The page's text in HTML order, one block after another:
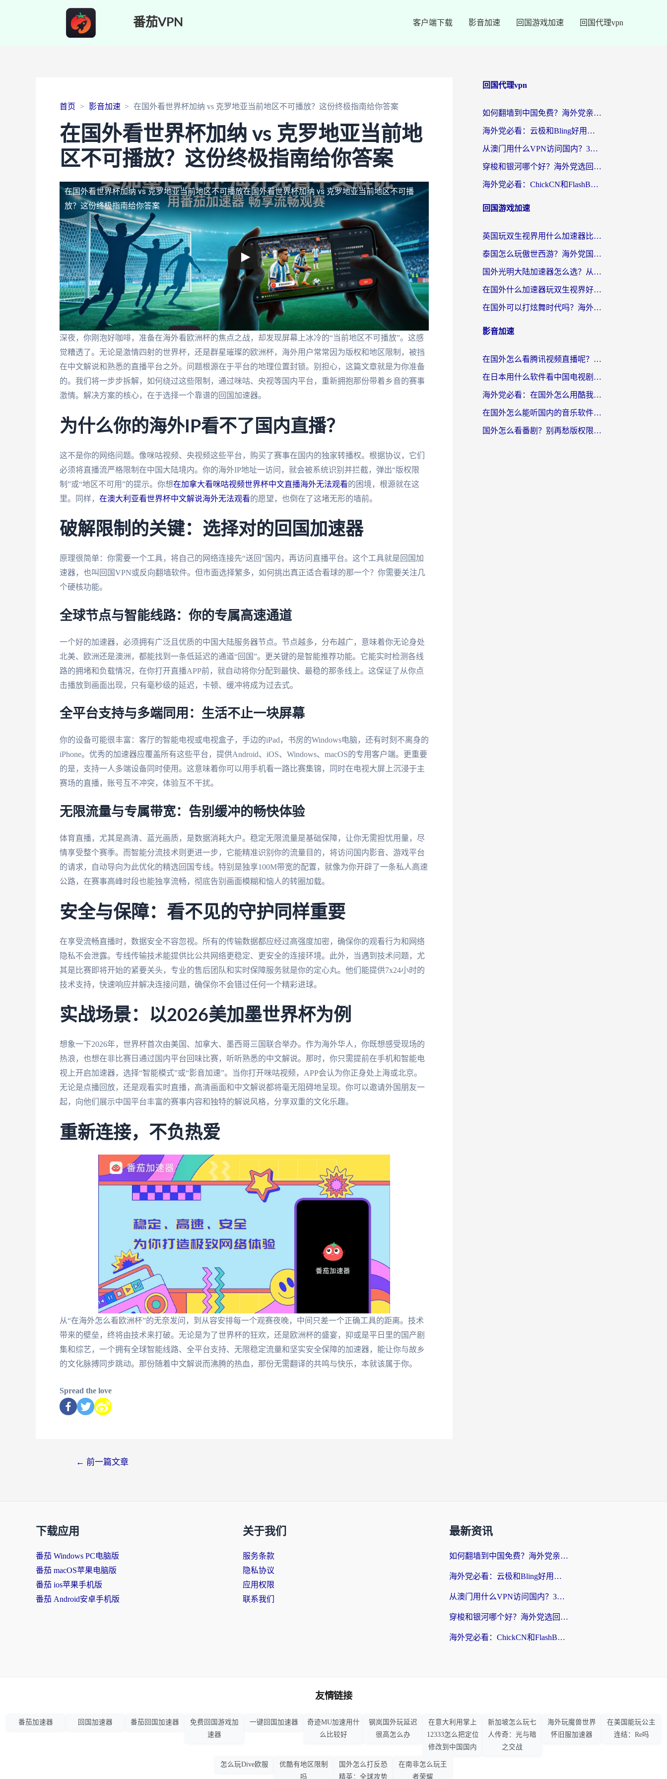
番茄VPN 客户端下载 影音加速 回国游戏加速 回国代理vpn
首页 影音加速 在国外看世界杯加纳 vs 克罗地亚当前地区不可播放？这份终极指南给你答案
在国外看世界杯加纳 vs 克罗地亚当前地
区不可播放？这份终极指南给你答案
在国外看世界杯加纳 vs 克罗地亚当前地区不可播放在国外看世界杯加纳 vs 克罗地亚当前地区不可播
放？这份终极指南给你答案
深夜，你刚泡好咖啡，准备在海外看欧洲杯的焦点之战，却发现屏幕上冰冷的“当前地区不可播放”。这感
觉糟透了。无论是激情四射的世界杯，还是群星璀璨的欧洲杯，海外用户常常因为版权和地区限制，被挡
在中文解说和熟悉的直播平台之外。问题根源在于平台的地理位置封锁。别担心，这篇文章就是为你准备
的。我们将一步步拆解，如何绕过这些限制，通过咪咕、央视等国内平台，重新拥抱那份带着乡音的赛事
激情。解决方案的核心，在于选择一个靠谱的回国加速器。
为什么你的海外IP看不了国内直播？
这不是你的网络问题。像咪咕视频、央视频这些平台，购买了赛事在国内的独家转播权。根据协议，它们
必须将直播流严格限制在中国大陆境内。你的海外IP地址一访问，就会被系统识别并拦截，弹出“版权限
制”或“地区不可用”的提示。你想在加拿大看咪咕视频世界杯中文直播海外无法观看的困境，根源就在这
里。同样， 在澳大利亚看世界杯中文解说海外无法观看的愿望，也倒在了这堵无形的墙前。
破解限制的关键：选择对的回国加速器
原理很简单：你需要一个工具，将自己的网络连接先“送回”国内，再访问直播平台。这个工具就是回国加
速器，也叫回国VPN或反向翻墙软件。但市面选择繁多，如何挑出真正适合看球的那一个？你需要关注几
个硬核功能。
全球节点与智能线路：你的专属高速通道
一个好的加速器，必须拥有广泛且优质的中国大陆服务器节点。节点越多，分布越广，意味着你无论身处
北美、欧洲还是澳洲，都能找到一条低延迟的通道“回国”。更关键的是智能推荐功能。它能实时检测各线
路的拥堵和负载情况，在你打开直播APP前，就自动将你分配到最快、最稳的那条线上。这保证了从你点
击播放到画面出现，只有毫秒级的延迟，卡顿、缓冲将成为过去式。
全平台支持与多端同用：生活不止一块屏幕
你的设备可能很丰富：客厅的智能电视或电视盒子，手边的iPad，书房的Windows电脑，还有时刻不离身的
iPhone。优秀的加速器应覆盖所有这些平台，提供Android、iOS、Windows、macOS的专用客户端。更重要
的是，支持一人多端设备同时使用。这意味着你可以用手机看一路比赛集锦，同时在电视大屏上沉浸于主
赛场的直播，账号互不冲突，体验互不干扰。
无限流量与专属带宽：告别缓冲的畅快体验
体育直播，尤其是高清、蓝光画质，是数据消耗大户。稳定无限流量是基础保障，让你无需担忧用量，尽
情享受整个赛季。而智能分流技术则更进一步，它能精准识别你的流量目的，将访问国内影音、游戏平台
的请求，自动导向为此优化的精选回国专线。特别是独享100M带宽的配置，就像为你开辟了一条私人高速
公路，在赛事高峰时段也能独享流畅，彻底告别画面模糊和恼人的转圈加载。
安全与保障：看不见的守护同样重要
在享受流畅直播时，数据安全不容忽视。所有的传输数据都应经过高强度加密，确保你的观看行为和网络
隐私不会泄露。专线传输技术能提供比公共网络更稳定、更安全的连接环境。此外，当遇到技术问题，尤
其是比赛即将开始的紧要关头，专业的售后团队和实时保障服务就是你的定心丸。他们能提供7x24小时的
技术支持，快速响应并解决连接问题，确保你不会错过任何一个精彩进球。
实战场景：以2026美加墨世界杯为例
想象一下2026年，世界杯首次由美国、加拿大、墨西哥三国联合举办。作为海外华人，你既想感受现场的
热浪，也想在非比赛日通过国内平台回味比赛，听听熟悉的中文解说。那时，你只需提前在手机和智能电
视上开启加速器，选择“智能模式”或“影音加速”。当你打开咪咕视频，APP会认为你正身处上海或北京。
无论是点播回放，还是观看实时直播，高清画面和中文解说都将毫无阻碍地呈现。你可以邀请外国朋友一
起，向他们展示中国平台丰富的赛事内容和独特的解说风格，分享双重的文化乐趣。
重新连接，不负热爱
从“在海外怎么看欧洲杯”的无奈发问，到从容安排每一个观赛夜晚，中间只差一个正确工具的距离。技术
带来的壁垒，终将由技术来打破。无论是为了世界杯的狂欢，还是欧洲杯的盛宴，抑或是平日里的国产剧
集和综艺，一个拥有全球智能线路、全平台支持、无限稳定流量和坚实安全保障的加速器，能让你与故乡
的文化脉搏同步跳动。那份随着中文解说而沸腾的热血，那份无需翻译的共鸣与快乐，本就该属于你。
Spread the love
← 前一篇文章
回国代理vpn
如何翻墙到中国免费？海外党亲测：从踩坑到选对加速器的全攻略
海外党必看：云极和Bling好用吗？3分钟教你选对回国加速器
从澳门用什么VPN访问国内？3个实用标准帮你避开坑，无缝刷剧听歌
穿梭和银河哪个好？海外党选回国加速器的避坑指南，附番茄加速器实测体验
海外党必看：ChickCN和FlashBack好用吗？3招教你选对回国加速器（附云极、HomeCN、斧牛vs艾果对比）
回国游戏加速
英国玩双生视界用什么加速器比较好？海外党亲测有效的国服游戏加速方案
泰国怎么玩傲世西游？海外党国服游戏加速终极攻略（附光明大陆量子特攻实测）
国外光明大陆加速器怎么选？从卡顿到丝滑的终极指南（含德国玩走开外星人墨西哥玩俄罗斯方块技巧）
在国外什么加速器玩双生视界好用？海外党亲测不踩坑的终极指南
在国外可以打炫舞时代吗？海外玩家国服游戏加速全攻略（附实测推荐）
影音加速
在国外怎么看腾讯视频直播呢？留学生亲测有效的回国加速指南
在日本用什么软件看中国电视剧呢？留学生亲测有效的回国加速方案
海外党必看：在国外怎么用酷我音乐听音乐？告别“地区不支持”的实用指南
在国外怎么能听国内的音乐软件？别让版权限制断了你的“中文歌单”
国外怎么看番剧？别再愁版权限制！一个工具解决所有回国追剧难题
下载应用
番茄 Windows PC电脑版
番茄 macOS苹果电脑版
番茄 ios苹果手机版
番茄 Android安卓手机版
关于我们
服务条款
隐私协议
应用权限
联系我们
最新资讯
如何翻墙到中国免费？海外党亲测：从踩坑到选对加速器的全攻略
海外党必看：云极和Bling好用吗？3分钟教你选对回国加速器
从澳门用什么VPN访问国内？3个实用标准帮你避开坑，无缝刷剧听歌
穿梭和银河哪个好？海外党选回国加速器的避坑指南，附番茄加速器实测体验
海外党必看：ChickCN和FlashBack好用吗？3招教你选对回国加速器（附云极、HomeCN、斧牛vs艾果对比）
友情链接
番茄加速器 回国加速器 番茄回国加速器
免费回国游戏加
速器
一键回国加速器
奇迹MU加速用什
么比较好
钢岚国外玩延迟
很高怎么办
在意大利用掌上
12333怎么把定位
修改到中国国内
新加坡怎么玩七
人传奇：光与暗
之交战
海外玩魔兽世界
怀旧服加速器
在美国能玩公主
连结：Re吗
怎么玩Dive欧服
优酷有地区限制
吗
国外怎么打反恐
精英：全球攻势
在南非怎么玩王
者荣耀